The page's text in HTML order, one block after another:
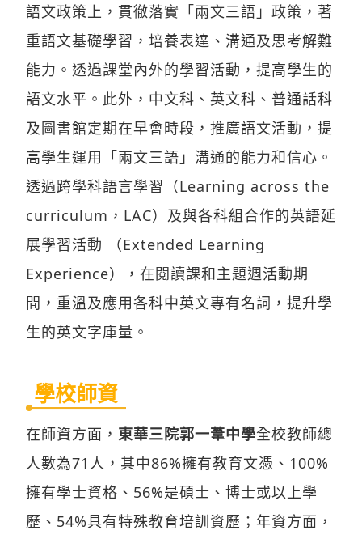
語文政策上，貫徹落實「兩文三語」政策，著
重語文基礎學習，培養表達、溝通及思考解難
能力。透過課堂內外的學習活動，提高學生的
語文水平。此外，中文科、英文科、普通話科
及圖書館定期在早會時段，推廣語文活動，提
高學生運用「兩文三語」溝通的能力和信心。
透過跨學科語言學習（Learning across the
curriculum，LAC）及與各科組合作的英語延
展學習活動 （Extended Learning
Experience），在閱讀課和主題週活動期
間，重溫及應用各科中英文專有名詞，提升學
生的英文字庫量。
學校師資
在師資方面， 東華三院郭一葦中學全校教師總
人數為71人，其中86%擁有教育文憑、100%
擁有學士資格、56%是碩士、博士或以上學
歷、54%具有特殊教育培訓資歷；年資方面，